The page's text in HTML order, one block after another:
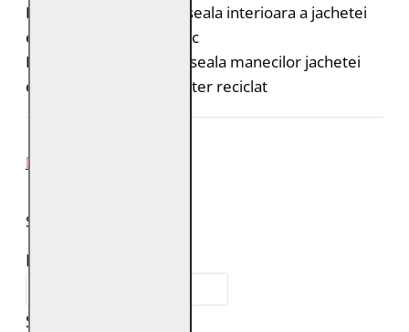
Bumbac organic: captuseala interioara a jachetei
este din bumbac organic
Poliester reciclat: captuseala manecilor jachetei
este realizata din poliester reciclat
SPUNE-ŢI PAREREA
Numele tău:
Scrie review: